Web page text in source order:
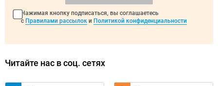
Нажимая кнопку подписаться, вы соглашаетесь
с Правилами рассылок и Политикой конфиденциальности
Читайте нас в соц. сетях